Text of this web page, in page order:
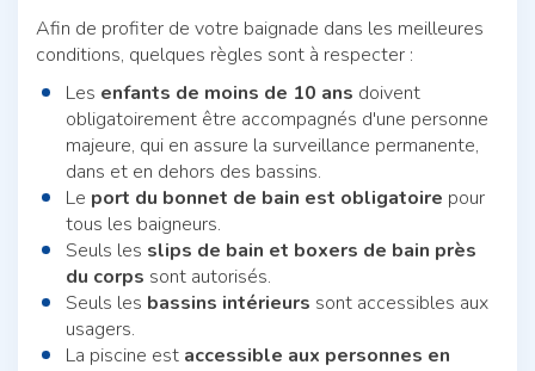
Afin de profiter de votre baignade dans les meilleures
conditions, quelques règles sont à respecter :
Les enfants de moins de 10 ans doivent
obligatoirement être accompagnés d'une personne
majeure, qui en assure la surveillance permanente,
dans et en dehors des bassins.
Le port du bonnet de bain est obligatoire pour
tous les baigneurs.
Seuls les slips de bain et boxers de bain près
du corps sont autorisés.
Seuls les bassins intérieurs sont accessibles aux
usagers.
La piscine est accessible aux personnes en